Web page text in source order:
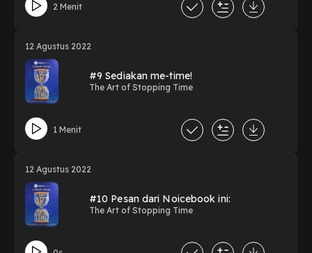
2 Menit
12 Agustus 2022
#9 Sediakan me-time!
The Art of Stopping Time
1 Menit
12 Agustus 2022
#10 Pesan dari Noicebook ini:
The Art of Stopping Time